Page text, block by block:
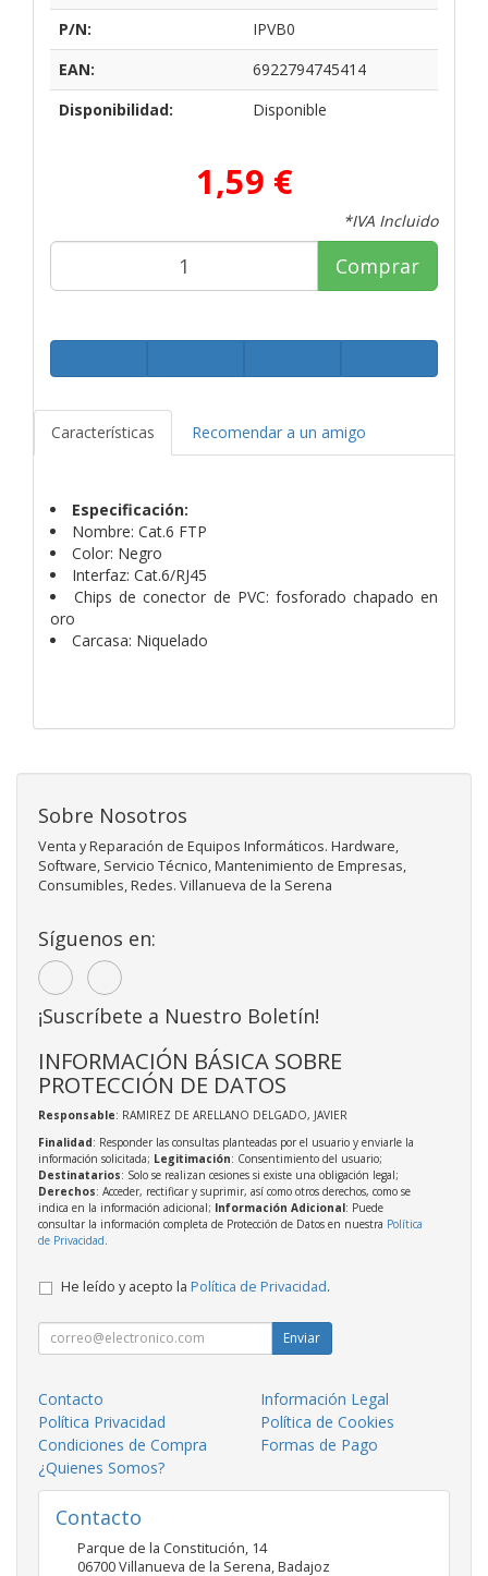
P/N:
IPVB0
EAN:
6922794745414
Disponibilidad:
Disponible
1,59 €
*IVA Incluido
Comprar
Características Recomendar a un amigo
Especificación:
Nombre: Cat.6 FTP
Color: Negro
Interfaz: Cat.6/RJ45
Chips de conector de PVC: fosforado chapado en
oro
Carcasa: Niquelado
Sobre Nosotros
Venta y Reparación de Equipos Informáticos. Hardware,
Software, Servicio Técnico, Mantenimiento de Empresas,
Consumibles, Redes. Villanueva de la Serena
Síguenos en:
¡Suscríbete a Nuestro Boletín!
INFORMACIÓN BÁSICA SOBRE
PROTECCIÓN DE DATOS
Responsable: RAMIREZ DE ARELLANO DELGADO, JAVIER
Finalidad: Responder las consultas planteadas por el usuario y enviarle la
información solicitada; Legitimación: Consentimiento del usuario;
Destinatarios: Solo se realizan cesiones si existe una obligación legal;
Derechos: Acceder, rectificar y suprimir, así como otros derechos, como se
indica en la información adicional; Información Adicional: Puede
consultar la información completa de Protección de Datos en nuestra Política
de Privacidad
He leído y acepto la Política de Privacidad.
Enviar
Contacto
Información Legal
Política Privacidad
Política de Cookies
Condiciones de Compra
Formas de Pago
¿Quienes Somos?
Contacto
Parque de la Constitución, 14
06700Villanueva de la Serena,Badajoz